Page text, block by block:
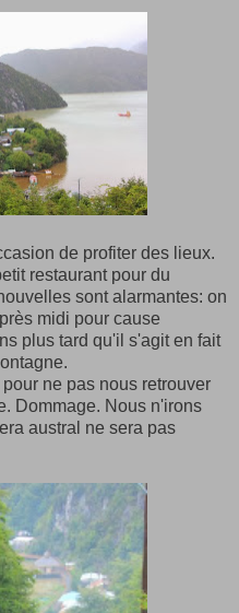
de profiter des lieux.
restaurant pour du
sont alarmantes: on
midi pour cause
plus tard qu'il s'agit en fait
ne pas nous retrouver
Dommage. Nous n'irons
austral ne sera pas